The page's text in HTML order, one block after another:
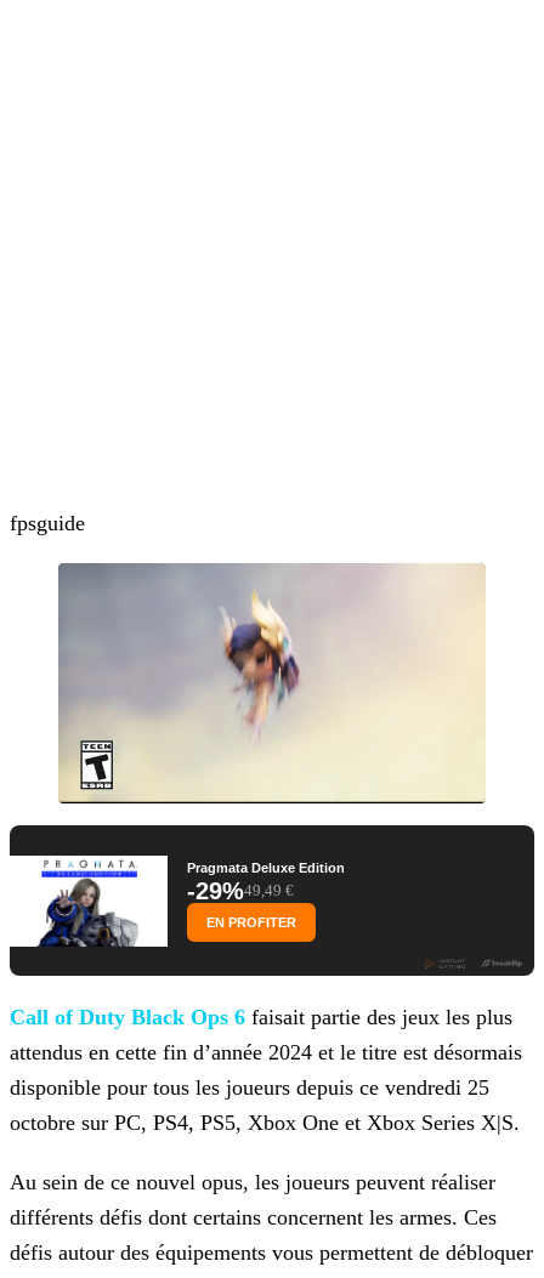
fpsguide
Pragmata Deluxe Edition
-29%49,49 €
EN PROFITER
Call of Duty Black Ops 6 faisait partie des jeux les plus
attendus en cette fin d’année 2024 et le titre est désormais
disponible pour tous les joueurs depuis ce vendredi 25
octobre sur PC, PS4, PS5, Xbox One et Xbox Series X|S.
Au sein de ce nouvel opus, les joueurs peuvent réaliser
différents défis dont certains concernent les armes. Ces
défis autour des équipements vous permettent de débloquer